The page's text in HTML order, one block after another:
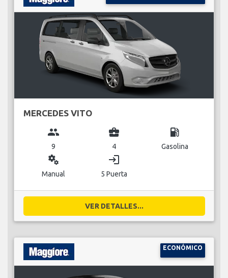
MERCEDES VITO
group
9
business_center
4
local_gas_station
Gasolina
miscellaneous_services
Manual
login
5 Puerta
VER DETALLES...
ECONÓMICO